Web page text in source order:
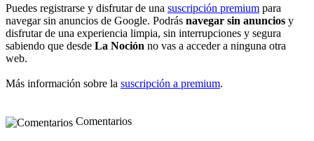
Puedes registrarse y disfrutar de una suscripción premium para
navegar sin anuncios de Google. Podrás navegar sin anuncios y
disfrutar de una experiencia limpia, sin interrupciones y segura
sabiendo que desde La Noción no vas a acceder a ninguna otra
web.
Más información sobre la suscripción a premium.
Comentarios